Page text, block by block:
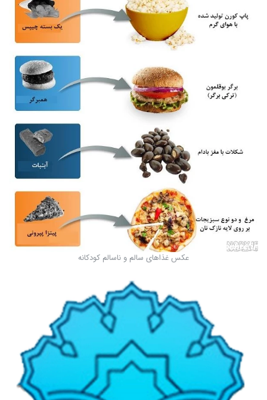
عکس غذاهای سالم و ناسالم کودکانه